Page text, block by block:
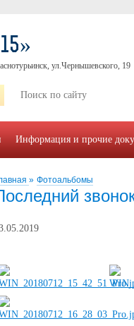
» Фотоальбомы
ул.Чернышевского, 19
Информация и прочие